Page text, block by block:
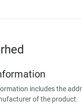
includes the
of the product.